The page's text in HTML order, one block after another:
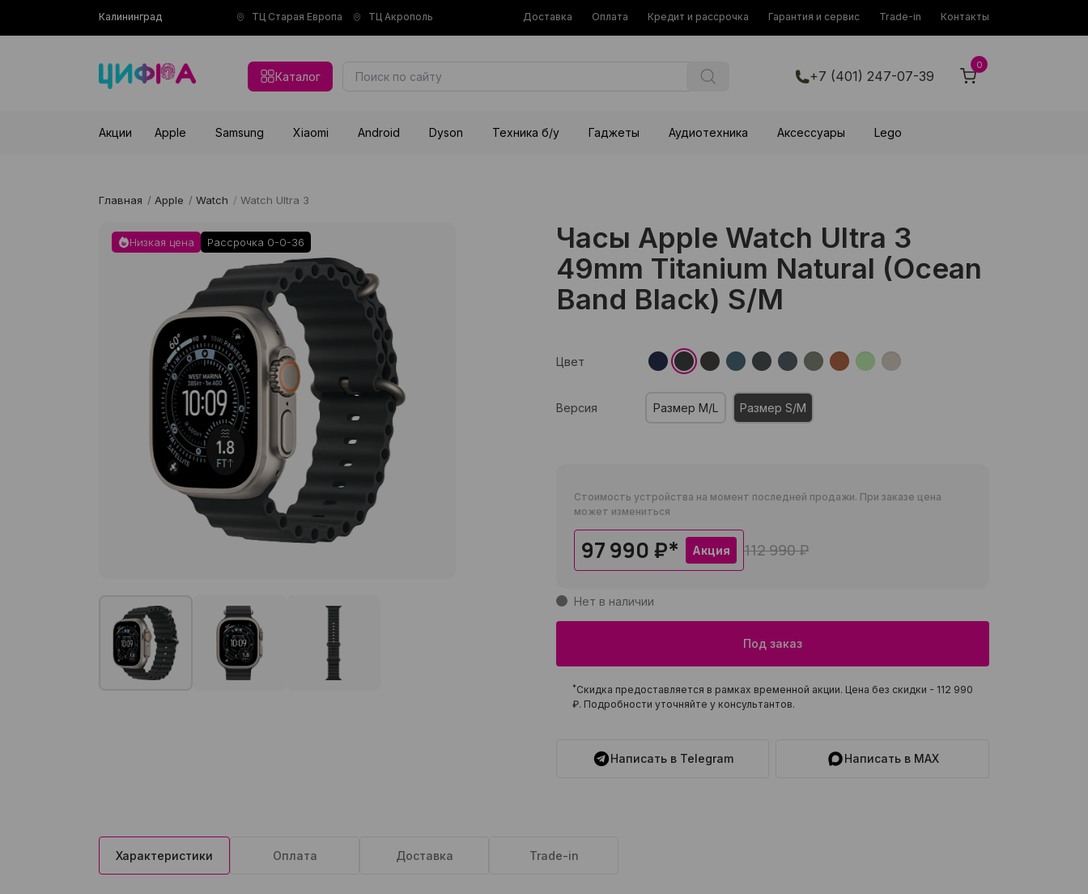
Калининград ТЦ Старая Европа ТЦ Акрополь Доставка Оплата Кредит и рассрочка Гарантия и сервис Trade-in Контакты
Каталог +7 (401) 247-07-39
0
Акции Apple Samsung Xiaomi Android Dyson Техника б/у Гаджеты Аудиотехника Аксессуары Lego
Главная / Apple / Watch / Watch Ultra 3
Низкая цена Рассрочка 0-0-36
Часы Apple Watch Ultra 3
49mm Titanium Natural (Ocean
Band Black) S/M
Цвет
Версия Размер M/L Размер S/M
Стоимость устройства на момент последней продажи. При заказе цена
может измениться
97 990 ₽* Акция 112 990 ₽
Нет в наличии
Под заказ
*Скидка предоставляется в рамках временной акции. Цена без скидки - 112 990
₽. Подробности уточняйте у консультантов.
Написать в Telegram Написать в MAX
Характеристики Оплата Доставка Trade-in